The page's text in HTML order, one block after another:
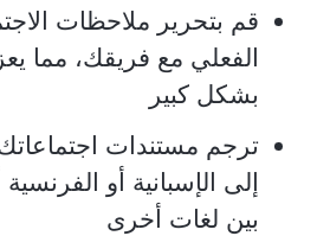
قم بتحرير ملاحظات
الفعلي مع فريقك، مما
بشكل كبير
ترجم مستندات اجتماعاتك
إلى الإسبانية أو الفرنسية
بين لغات أخرى